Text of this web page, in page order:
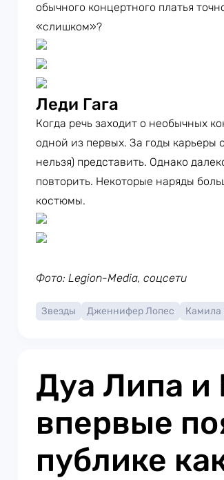
обычного концертного платья
«слишком»?
Леди Гага
Когда речь заходит о необычных
одной из первых. За годы карьеры
нельзя) представить. Однако
повторить. Некоторые наряды
костюмы.
Фото: Legion-Media, соцсети
Звезды Дженнифер Лопес Камила
Дуа Липа и
впервые
публике